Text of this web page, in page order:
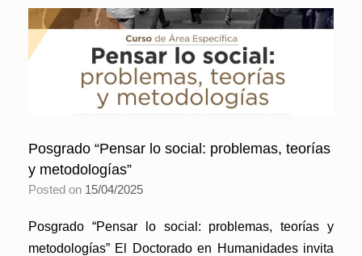
Posgrado “Pensar lo social: problemas, teorías
y metodologías”
Posted on 15/04/2025
Posgrado “Pensar lo social: problemas, teorías y
metodologías” El Doctorado en Humanidades invita